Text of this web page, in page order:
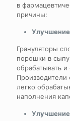
в
причины:
Улучшение
Грануляторы
порошки в
обрабатывать и
Производители
легко
наполнения